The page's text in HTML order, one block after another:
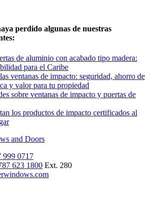
perdido algunas de nuestras
de aluminio con acabado tipo madera:
para el Caribe
ventanas de impacto: seguridad, ahorro de
y valor para tu propiedad
sobre ventanas de impacto y puertas de
los productos de impacto certificados al
999 0717
623 1800 Ext. 280